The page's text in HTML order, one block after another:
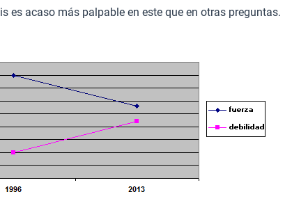
es acaso más palpable en este que en otras preguntas.